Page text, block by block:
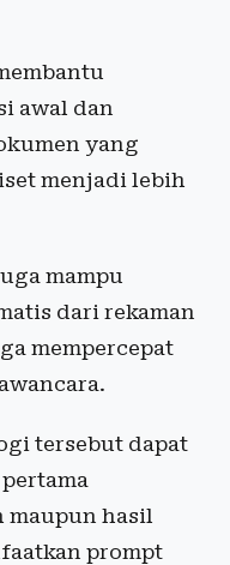
awal dan
yang
menjadi lebih
mampu
dari rekaman
mempercepat
tersebut dapat
maupun hasil
prompt